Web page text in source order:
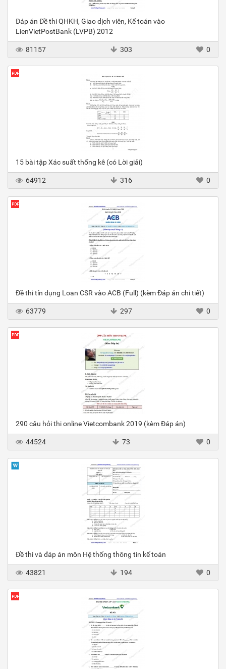
Đáp án Đề thi QHKH, Giao dịch viên, Kế toán vào
LienVietPostBank (LVPB) 2012
81157 303 0
15 bài tập Xác suất thống kê (có Lời giải)
64912 316 0
Đề thi tín dụng Loan CSR vào ACB (Full) (kèm Đáp án chi tiết)
63779 297 0
290 câu hỏi thi online Vietcombank 2019 (kèm Đáp án)
44524 73 0
Đề thi và đáp án môn Hệ thống thông tin kế toán
43821 194 0